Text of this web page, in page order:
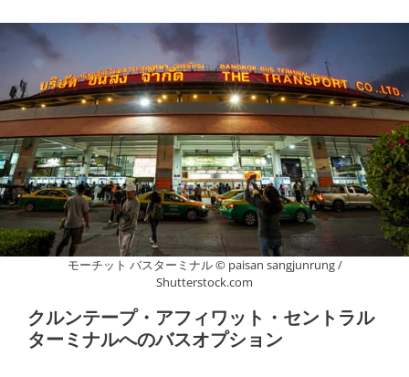
モーチット バスターミナル © paisan sangjunrung /
Shutterstock.com
クルンテープ・アフィワット・セントラル
ターミナルへのバスオプション